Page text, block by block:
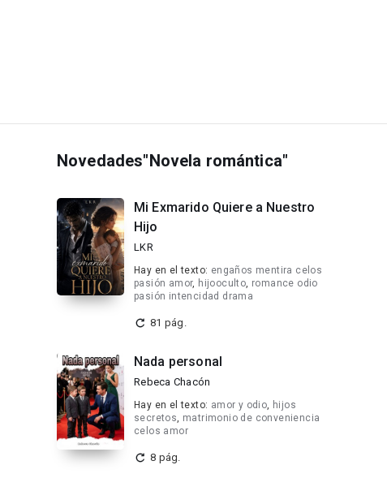
Novedades"Novela romántica"
Mi Exmarido Quiere a Nuestro
Hijo
LKR
Hay en el texto: engaños mentira celos
pasión amor, hijooculto, romance odio
pasión intencidad drama
81 pág.
Nada personal
Rebeca Chacón
Hay en el texto: amor y odio, hijos
secretos, matrimonio de conveniencia
celos amor
8 pág.